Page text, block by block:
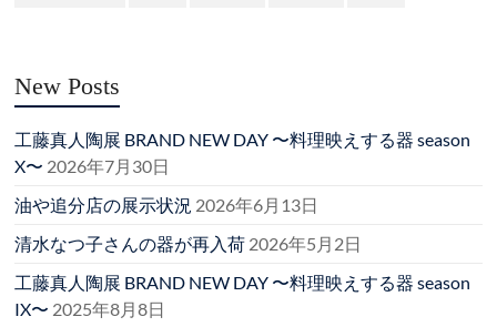
New Posts
工藤真人陶展 BRAND NEW DAY 〜料理映えする器 season
X〜 2026年7月30日
油や追分店の展示状況 2026年6月13日
清水なつ子さんの器が再入荷 2026年5月2日
工藤真人陶展 BRAND NEW DAY 〜料理映えする器 season
IX〜 2025年8月8日